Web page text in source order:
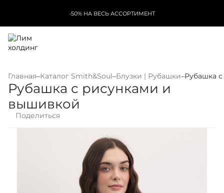
-50% НА ВЕСЬ АССОРТИМЕНТ
Главная–Каталог Smith&Soul–Блузки | Рубашки–Рубашка
Рубашка с рисунками и
вышивкой
Поделиться